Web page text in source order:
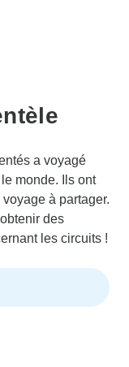
a voyagé
monde. Ils ont
à partager.
des
les circuits !